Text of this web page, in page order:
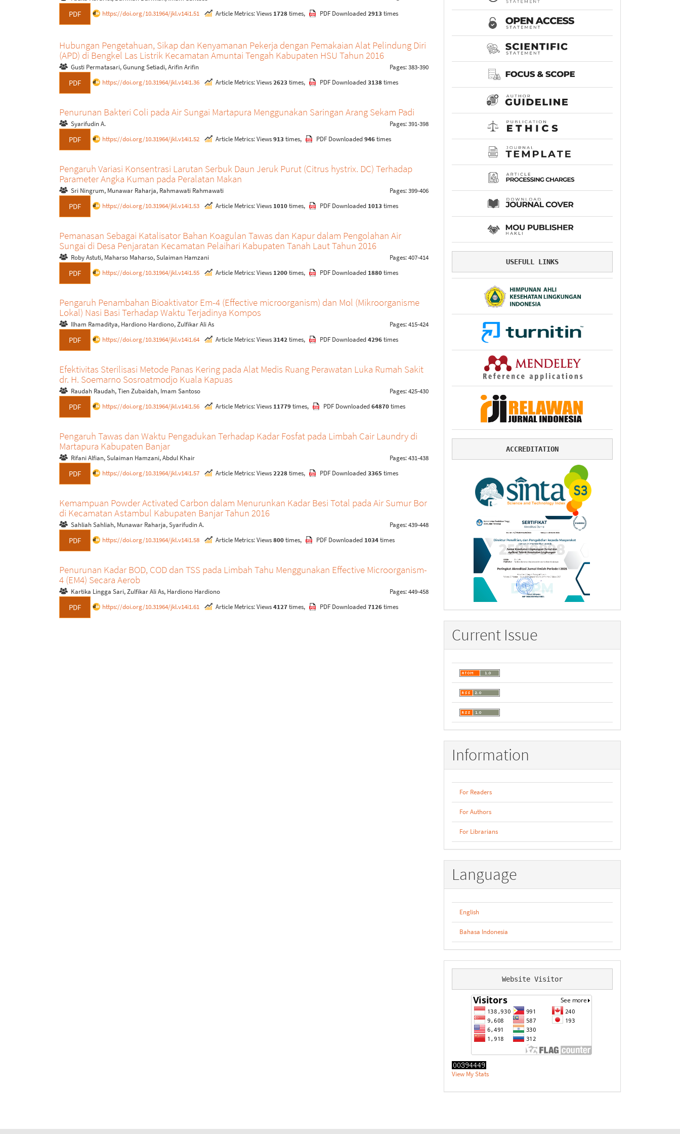
PDF https://doi.org/10.31964/jkl.v14i1.51 Article Metrics: Views 1728times, PDF Downloaded2913 times
Hubungan Pengetahuan, Sikap dan Kenyamanan Pekerja dengan Pemakaian Alat Pelindung Diri
(APD) di Bengkel Las Listrik Kecamatan Amuntai Tengah Kabupaten HSU Tahun 2016
Gusti Permatasari, Gunung Setiadi, Arifin Arifin Pages: 383-390
PDF https://doi.org/10.31964/jkl.v14i1.36 Article Metrics: Views2623 times, PDF Downloaded3138times
Penurunan Bakteri Coli pada Air Sungai Martapura Menggunakan Saringan Arang Sekam Padi
Syarifudin A. Pages: 391-398
PDF https://doi.org/10.31964/jkl.v14i1.52 Article Metrics: Views913 times, PDF Downloaded946times
Pengaruh Variasi Konsentrasi Larutan Serbuk Daun Jeruk Purut (Citrus hystrix. DC) Terhadap
Parameter Angka Kuman pada Peralatan Makan
Sri Ningrum, Munawar Raharja, Rahmawati Rahmawati Pages: 399-406
PDF https://doi.org/10.31964/jkl.v14i1.53 Article Metrics: Views 1010times, PDF Downloaded 1013 times
Pemanasan Sebagai Katalisator Bahan Koagulan Tawas dan Kapur dalam Pengolahan Air
Sungai di Desa Penjaratan Kecamatan Pelaihari Kabupaten Tanah Laut Tahun 2016
Roby Astuti, Maharso Maharso, Sulaiman Hamzani Pages: 407-414
PDF https://doi.org/10.31964/jkl.v14i1.55 Article Metrics: Views 1200times, PDF Downloaded 1880times
Pengaruh Penambahan Bioaktivator Em-4 (Effective microorganism) dan Mol (Mikroorganisme
Lokal) Nasi Basi Terhadap Waktu Terjadinya Kompos
Ilham Ramaditya, Hardiono Hardiono, Zulfikar Ali As Pages: 415-424
PDF https://doi.org/10.31964/jkl.v14i1.64 Article Metrics: Views3142times, PDF Downloaded4296times
Efektivitas Sterilisasi Metode Panas Kering pada Alat Medis Ruang Perawatan Luka Rumah Sakit
dr. H. Soemarno Sosroatmodjo Kuala Kapuas
Raudah Raudah, Tien Zubaidah, Imam Santoso Pages: 425-430
PDF https://doi.org/10.31964/jkl.v14i1.56 Article Metrics: Views 11779times, PDF Downloaded64870times
Pengaruh Tawas dan Waktu Pengadukan Terhadap Kadar Fosfat pada Limbah Cair Laundry di
Martapura Kabupaten Banjar
Rifani Alfian, Sulaiman Hamzani, Abdul Khair Pages: 431-438
PDF https://doi.org/10.31964/jkl.v14i1.57 Article Metrics: Views2228times, PDF Downloaded3365times
Kemampuan Powder Activated Carbon dalam Menurunkan Kadar Besi Total pada Air Sumur Bor
di Kecamatan Astambul Kabupaten Banjar Tahun 2016
Sahliah Sahliah, Munawar Raharja, Syarifudin A. Pages: 439-448
PDF https://doi.org/10.31964/jkl.v14i1.58 Article Metrics: Views800times, PDF Downloaded 1034times
Penurunan Kadar BOD, COD dan TSS pada Limbah Tahu Menggunakan Effective Microorganism-
4 (EM4) Secara Aerob
Kartika Lingga Sari, Zulfikar Ali As, Hardiono Hardiono Pages: 449-458
PDF https://doi.org/10.31964/jkl.v14i1.61 Article Metrics: Views4127times, PDF Downloaded7126times
USEFULL LINKS
ACCREDITATION
Current Issue
Information
For Readers
For Authors
For Librarians
Language
English
Bahasa Indonesia
Website Visitor
View My Stats